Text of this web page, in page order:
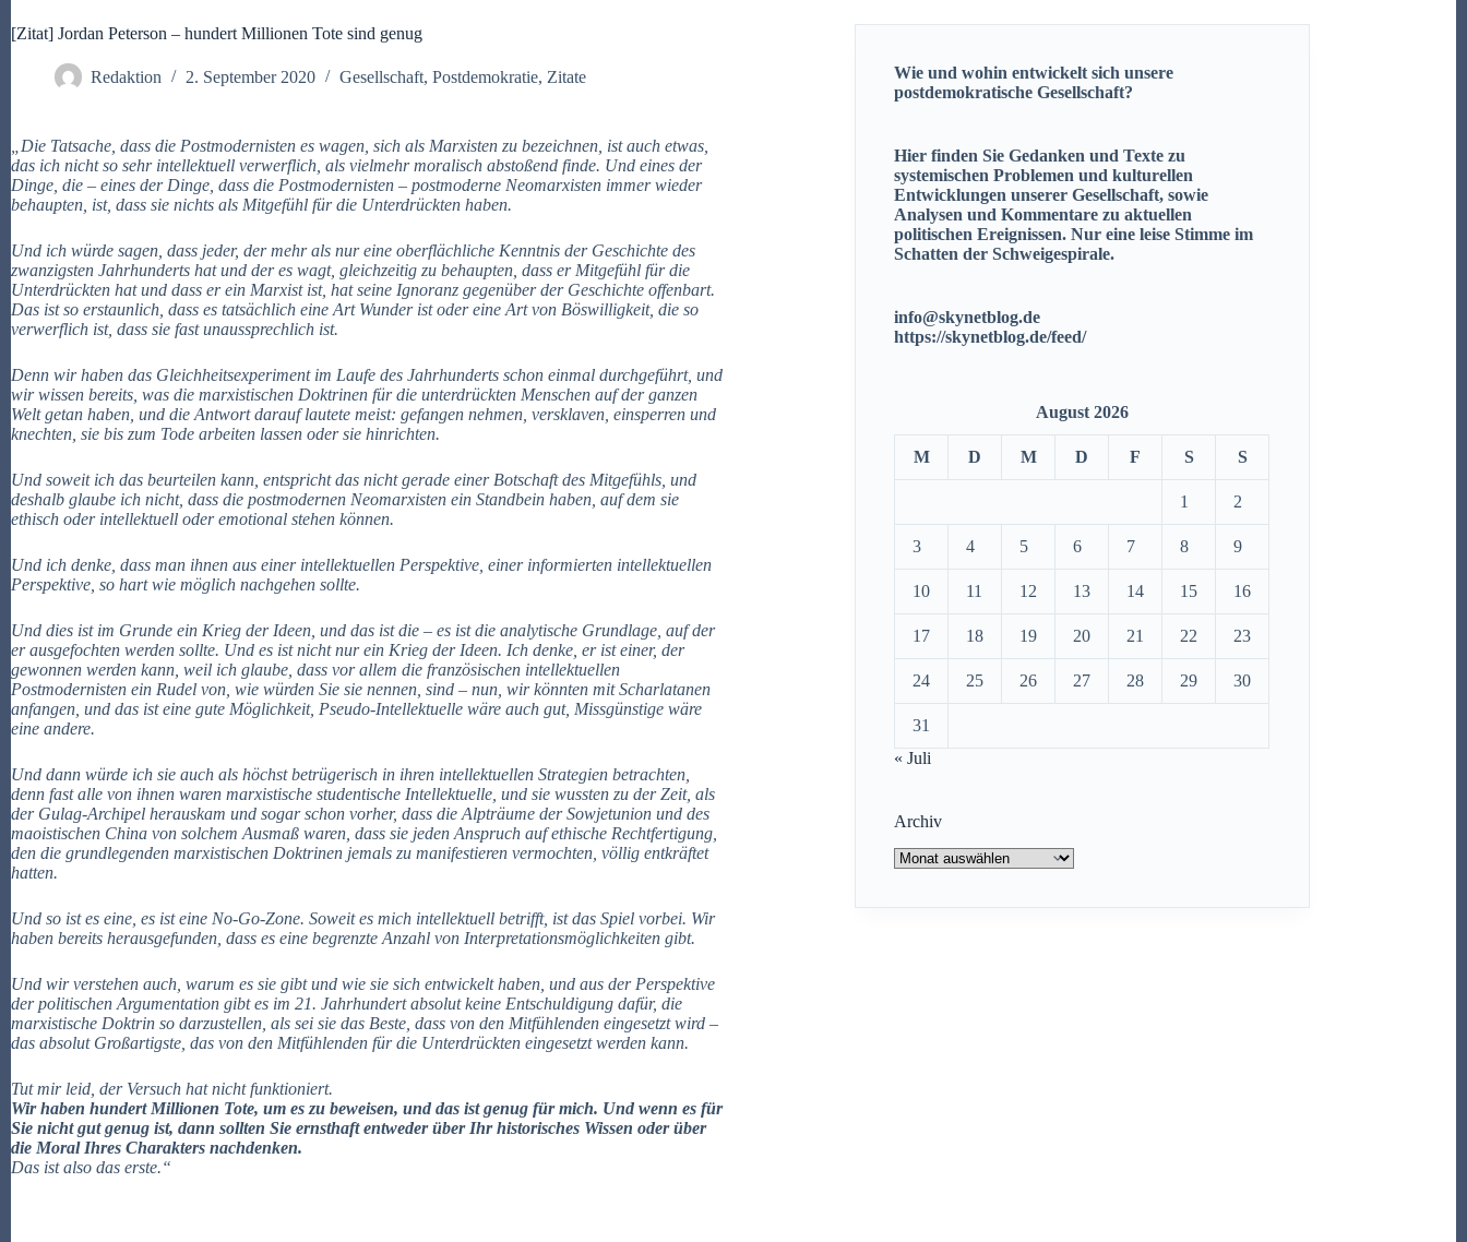
[Zitat] Jordan Peterson – hundert Millionen Tote sind genug
Redaktion 2. September 2020 Gesellschaft, Postdemokratie, Zitate
„Die Tatsache, dass die Postmodernisten es wagen, sich als Marxisten zu bezeichnen, ist auch etwas,
das ich nicht so sehr intellektuell verwerflich, als vielmehr moralisch abstoßend finde. Und eines der
Dinge, die – eines der Dinge, dass die Postmodernisten – postmoderne Neomarxisten immer wieder
behaupten, ist, dass sie nichts als Mitgefühl für die Unterdrückten haben.
Und ich würde sagen, dass jeder, der mehr als nur eine oberflächliche Kenntnis der Geschichte des
zwanzigsten Jahrhunderts hat und der es wagt, gleichzeitig zu behaupten, dass er Mitgefühl für die
Unterdrückten hat und dass er ein Marxist ist, hat seine Ignoranz gegenüber der Geschichte offenbart.
Das ist so erstaunlich, dass es tatsächlich eine Art Wunder ist oder eine Art von Böswilligkeit, die so
verwerflich ist, dass sie fast unaussprechlich ist.
Denn wir haben das Gleichheitsexperiment im Laufe des Jahrhunderts schon einmal durchgeführt, und
wir wissen bereits, was die marxistischen Doktrinen für die unterdrückten Menschen auf der ganzen
Welt getan haben, und die Antwort darauf lautete meist: gefangen nehmen, versklaven, einsperren und
knechten, sie bis zum Tode arbeiten lassen oder sie hinrichten.
Und soweit ich das beurteilen kann, entspricht das nicht gerade einer Botschaft des Mitgefühls, und
deshalb glaube ich nicht, dass die postmodernen Neomarxisten ein Standbein haben, auf dem sie
ethisch oder intellektuell oder emotional stehen können.
Und ich denke, dass man ihnen aus einer intellektuellen Perspektive, einer informierten intellektuellen
Perspektive, so hart wie möglich nachgehen sollte.
Und dies ist im Grunde ein Krieg der Ideen, und das ist die – es ist die analytische Grundlage, auf der
er ausgefochten werden sollte. Und es ist nicht nur ein Krieg der Ideen. Ich denke, er ist einer, der
gewonnen werden kann, weil ich glaube, dass vor allem die französischen intellektuellen
Postmodernisten ein Rudel von, wie würden Sie sie nennen, sind – nun, wir könnten mit Scharlatanen
anfangen, und das ist eine gute Möglichkeit, Pseudo-Intellektuelle wäre auch gut, Missgünstige wäre
eine andere.
Und dann würde ich sie auch als höchst betrügerisch in ihren intellektuellen Strategien betrachten,
denn fast alle von ihnen waren marxistische studentische Intellektuelle, und sie wussten zu der Zeit, als
der Gulag-Archipel herauskam und sogar schon vorher, dass die Alpträume der Sowjetunion und des
maoistischen China von solchem Ausmaß waren, dass sie jeden Anspruch auf ethische Rechtfertigung,
den die grundlegenden marxistischen Doktrinen jemals zu manifestieren vermochten, völlig entkräftet
hatten.
Und so ist es eine, es ist eine No-Go-Zone. Soweit es mich intellektuell betrifft, ist das Spiel vorbei. Wir
haben bereits herausgefunden, dass es eine begrenzte Anzahl von Interpretationsmöglichkeiten gibt.
Und wir verstehen auch, warum es sie gibt und wie sie sich entwickelt haben, und aus der Perspektive
der politischen Argumentation gibt es im 21. Jahrhundert absolut keine Entschuldigung dafür, die
marxistische Doktrin so darzustellen, als sei sie das Beste, dass von den Mitfühlenden eingesetzt wird –
das absolut Großartigste, das von den Mitfühlenden für die Unterdrückten eingesetzt werden kann.
Tut mir leid, der Versuch hat nicht funktioniert.
Wir haben hundert Millionen Tote, um es zu beweisen, und das ist genug für mich. Und wenn es für
Sie nicht gut genug ist, dann sollten Sie ernsthaft entweder über Ihr historisches Wissen oder über
die Moral Ihres Charakters nachdenken.
Das ist also das erste.“
Wie und wohin entwickelt sich unsere
postdemokratischeGesellschaft?
Hier finden Sie Gedanken und Texte zu
systemischen Problemen und kulturellen
Entwicklungen unserer Gesellschaft, sowie
Analysen und Kommentare zu aktuellen
politischen Ereignissen.Nur eine leise Stimme im
Schatten der Schweigespirale.
info@skynetblog.de
https://skynetblog.de/feed/
August 2026
M D M D F S S
1 2
3 4 5 6 7 8 9
10 11 12 13 14 15 16
17 18 19 20 21 22 23
24 25 26 27 28 29 30
31
« Juli
Archiv
Archiv